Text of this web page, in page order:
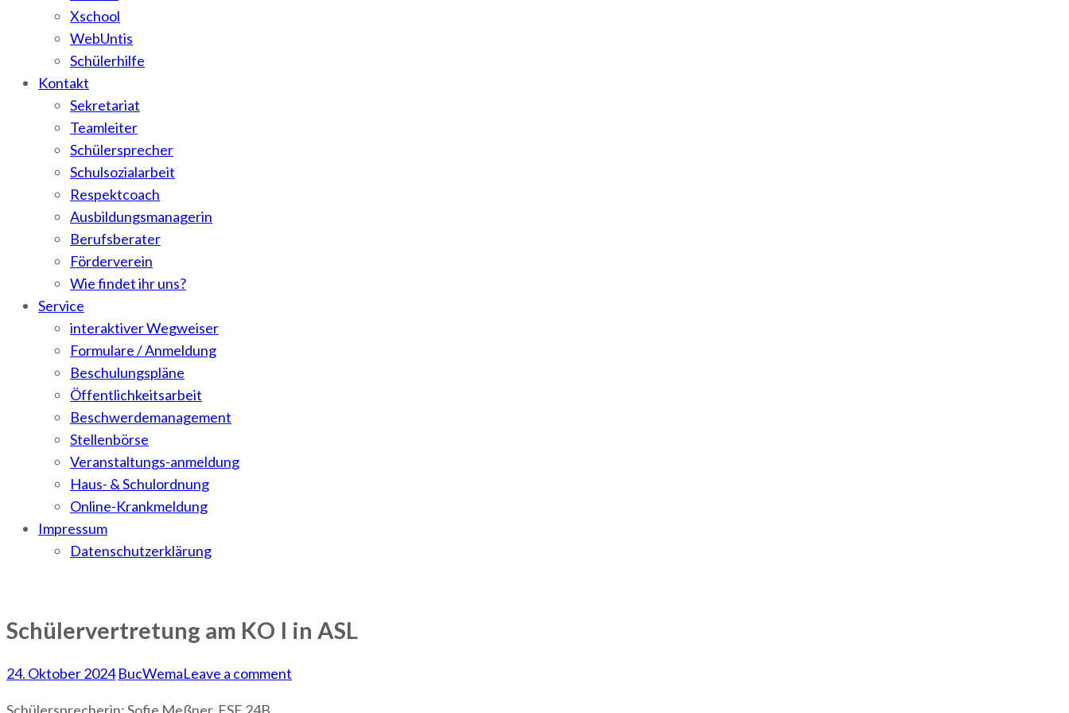
Xschool
WebUntis
Schülerhilfe
Kontakt
Sekretariat
Teamleiter
Schülersprecher
Schulsozialarbeit
Respektcoach
Ausbildungsmanagerin
Berufsberater
Förderverein
Wie findet ihr uns?
Service
interaktiver Wegweiser
Formulare / Anmeldung
Beschulungspläne
Öffentlichkeitsarbeit
Beschwerdemanagement
Stellenbörse
Veranstaltungs-anmeldung
Haus- & Schulordnung
Online-Krankmeldung
Impressum
Datenschutzerklärung
Schülervertretung am KO I in ASL
24. Oktober 2024 BucWemaLeave a comment